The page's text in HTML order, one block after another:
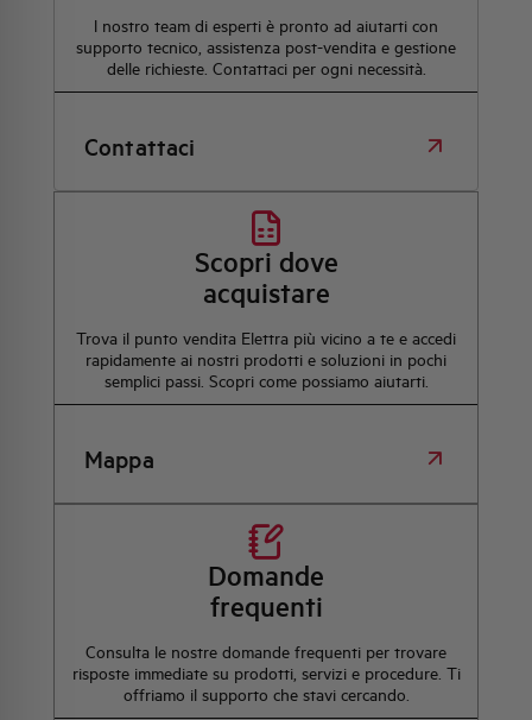
l nostro team di esperti è pronto ad aiutarti con
supporto tecnico, assistenza post-vendita e gestione
delle richieste. Contattaci per ogni necessità.
Contattaci
Scopri dove
acquistare
Trova il punto vendita Elettra più vicino a te e accedi
rapidamente ai nostri prodotti e soluzioni in pochi
semplici passi. Scopri come possiamo aiutarti.
Mappa
Domande
frequenti
Consulta le nostre domande frequenti per trovare
risposte immediate su prodotti, servizi e procedure. Ti
offriamo il supporto che stavi cercando.